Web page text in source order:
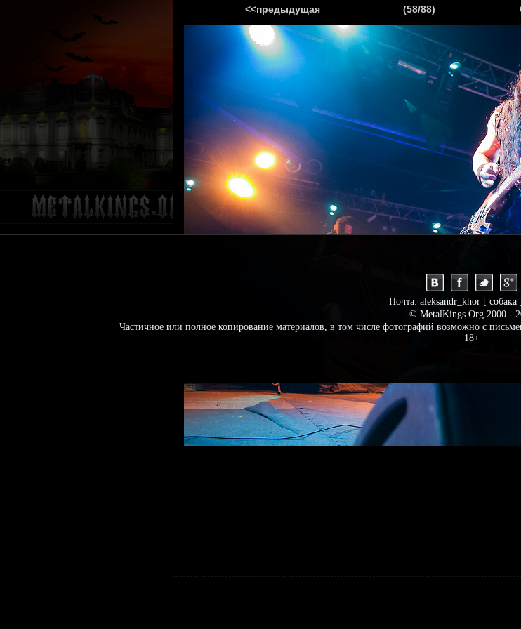
НОВОСТИ АНОНСЫ
<<предыдущая (58/88)
Почта: aleksandr_khor [
© MetalKings.Org 2000 -
Частичное или полное копирование материалов, в том числе фотографий возможно с
18+